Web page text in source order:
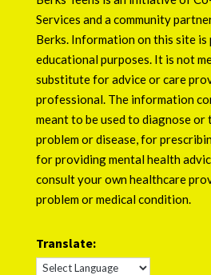
Services and a community
Berks. Information on this site
educational purposes. It is not
substitute for advice or care
professional. The information
meant to be used to diagnose or
problem or disease, for
for providing mental health
consult your own healthcare
problem or medical condition.
Translate: